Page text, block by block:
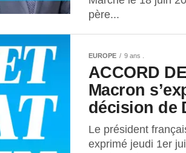
père...
EUROPE 9 ans .
ACCORD
Macron
décision de
Le président
exprimé jeudi 1er